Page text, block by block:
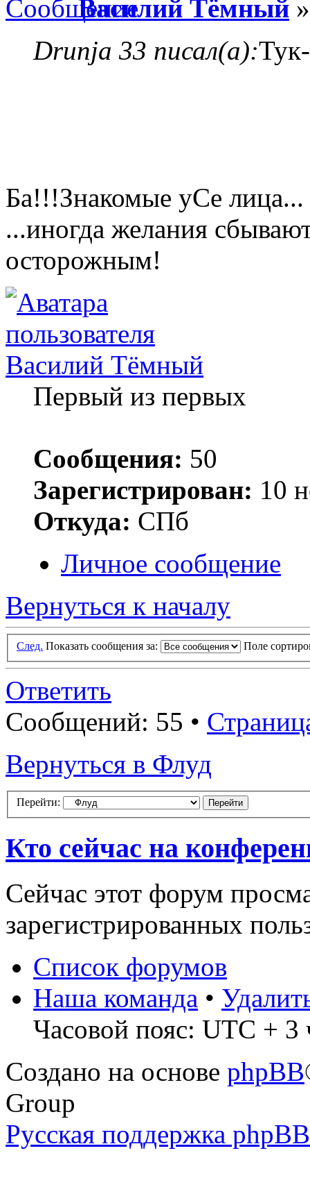
Василий Тёмный
Drunja 33 писал(а):
Ба!!!Знакомые уСе лица...
...иногда желания
осторожным!
Василий Тёмный
Первый из первых
Сообщения: 50
Зарегистрирован: 10
Откуда: СПб
Личное сообщение
Вернуться к началу
След. Показать сообщения за: Поле
Ответить
Сообщений: 55 •
Вернуться в Флуд
Перейти:
Кто сейчас на
Сейчас этот форум
зарегистрированных
Список форумов
Наша команда •
Часовой пояс: UTC + 3
Создано на основе phpBB
Group
Русская поддержка phpBB